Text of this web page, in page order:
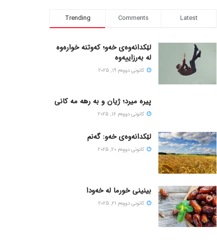
Trending Comments Latest
لێکدانەوەی خەو؛ کەوتنە خوارەوە
لە بەرزاییەوە
كانونی دووه‌م 19, 2025
پیره میرد؛ ژیان و به رهه مه کانی
كانونی دووه‌م 16, 2025
لێکدانەوەی خەو: گەنم
كانونی دووه‌م 20, 2025
بینینی خورما لە خەودا
كانونی دووه‌م 21, 2025